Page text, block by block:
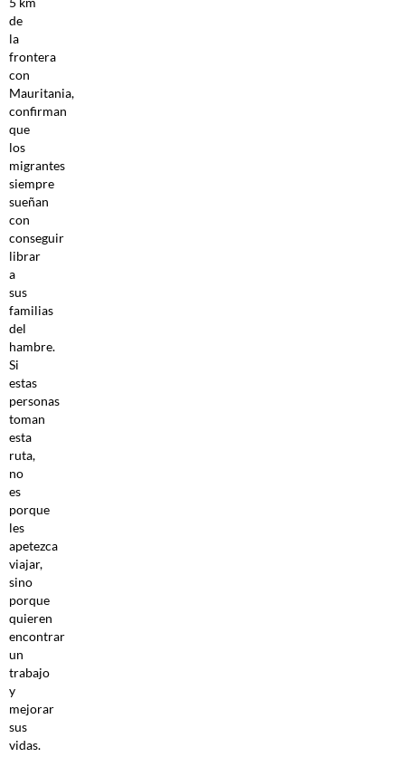
de
la
frontera
con
Mauritania,
confirman
que
los
migrantes
siempre
sueñan
con
conseguir
librar
a
sus
familias
del
hambre.
Si
estas
personas
toman
esta
ruta,
no
es
porque
les
apetezca
viajar,
sino
porque
quieren
encontrar
un
trabajo
y
mejorar
sus
vidas.